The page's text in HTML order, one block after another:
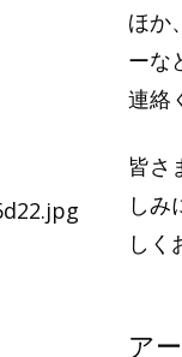
ほか
ーな
連絡
皆さ
しみ
しく
ア